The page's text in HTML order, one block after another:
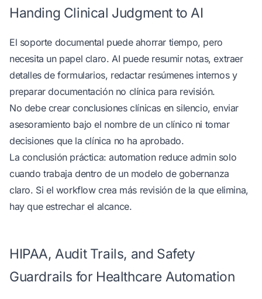
Handing Clinical Judgment to AI
El soporte documental puede ahorrar tiempo, pero
necesita un papel claro. AI puede resumir notas, extraer
detalles de formularios, redactar resúmenes internos y
preparar documentación no clínica para revisión.
No debe crear conclusiones clínicas en silencio, enviar
asesoramiento bajo el nombre de un clínico ni tomar
decisiones que la clínica no ha aprobado.
La conclusión práctica: automation reduce admin solo
cuando trabaja dentro de un modelo de gobernanza
claro. Si el workflow crea más revisión de la que elimina,
hay que estrechar el alcance.
HIPAA, Audit Trails, and Safety
Guardrails for Healthcare Automation